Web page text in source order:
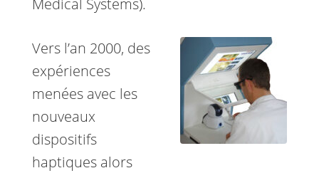
Medical Systems).
Vers l’an 2000, des
expériences
menées avec les
nouveaux
dispositifs
haptiques alors